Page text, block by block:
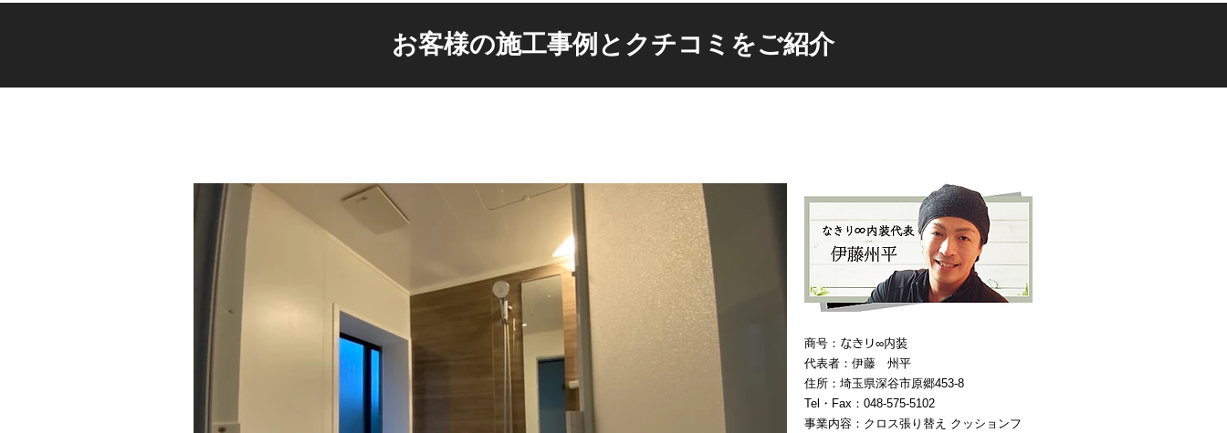
お客様の施工事例とクチコミをご紹介
商号： なきリ∞内装
代表者：伊藤 州平
住所：埼玉県深谷市原郷453-8
Tel・Fax：048-575-5102
事業内容：クロス張り替え クッションフ